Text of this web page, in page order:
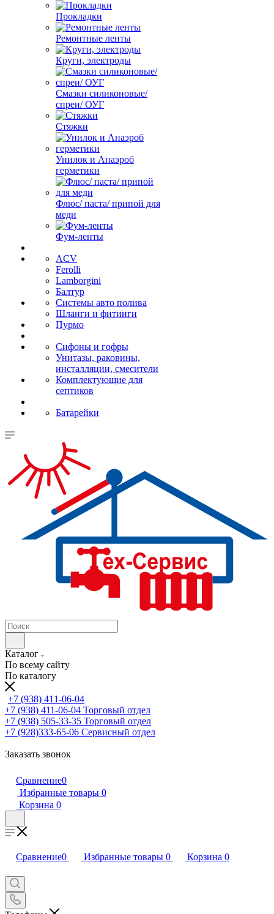
Прокладки
Ремонтные ленты
Круги, электроды
Смазки силиконовые/
спреи/ ОУГ
Стяжки
Унилок и Анаэроб
герметики
Флюс/ паста/ припой для
меди
Фум-ленты
ACV
Ferolli
Lamborgini
Балтур
Системы авто полива
Шланги и фитинги
Пурмо
Сифоны и гофры
Унитазы, раковины,
инсталляции, смесители
Комплектующие для
септиков
Батарейки
Каталог
По всему сайту
По каталогу
+7 (938) 411-06-04
+7 (938) 411-06-04 Торговый отдел
+7 (938) 505-33-35 Торговый отдел
+7 (928)333-65-06 Сервисный отдел
Заказать звонок
Сравнение0
Избранные товары 0
Корзина 0
Сравнение0 Избранные товары 0 Корзина 0